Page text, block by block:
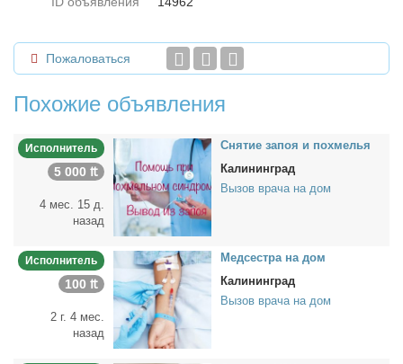
Пожаловаться
Похожие объявления
Исполнитель
5 000 ₶
4 мес. 15 д.
назад
Сня­тие за­поя и по­хме­лья
Калининград
Вызов врача на дом
Исполнитель
100 ₶
2 г. 4 мес.
назад
Мед­сест­ра на дом
Калининград
Вызов врача на дом